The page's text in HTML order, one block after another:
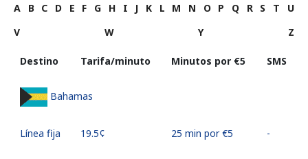
A B C D E F G H I J K L M N O P Q R S T
U
V
W Y Z
Destino Tarifa/minuto Minutos por ⁦€5⁩ SMS
Bahamas
Línea fija ⁦19.5¢⁩ 25 min por ⁦€5⁩ -